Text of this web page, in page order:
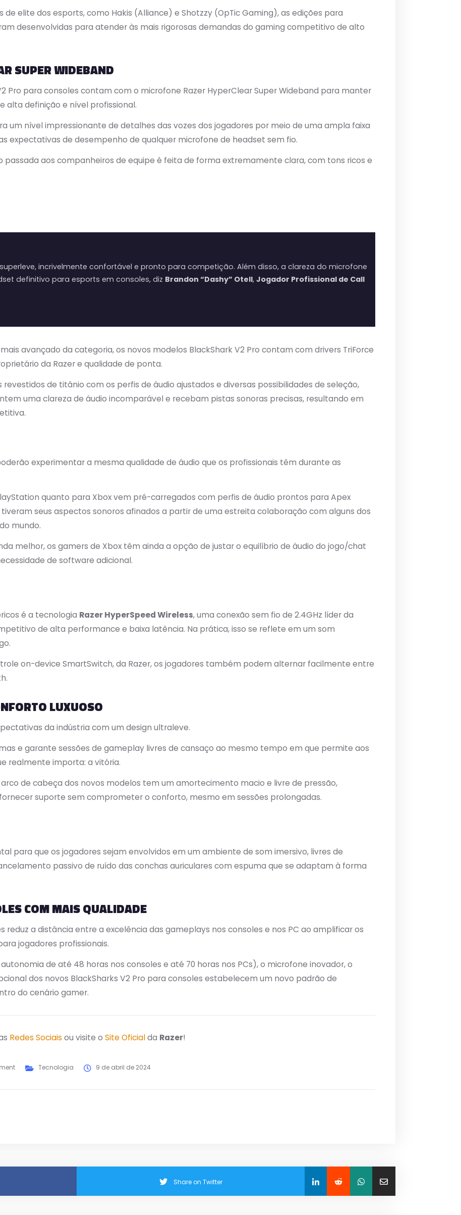
de elite dos esports, como Hakis (Alliance) e Shotzzy (OpTic Gaming), as edições para
desenvolvidas para atender às mais rigorosas demandas do gaming competitivo de alto
SUPER WIDEBAND
Pro para consoles contam com o microfone Razer HyperClear Super Wideband para manter
alta definição e nível profissional.
um nível impressionante de detalhes das vozes dos jogadores por meio de uma ampla faixa
expectativas de desempenho de qualquer microfone de headset sem fio.
passada aos companheiros de equipe é feita de forma extremamente clara, com tons ricos e
incrivelmente confortável e pronto para competição. Além disso, a clareza do microfone
definitivo para esports em consoles, diz Brandon “Dashy” Otell, Jogador Profissional de Call
avançado da categoria, os novos modelos BlackShark V2 Pro contam com drivers TriForce
da Razer e qualidade de ponta.
de titânio com os perfis de áudio ajustados e diversas possibilidades de seleção,
uma clareza de áudio incomparável e recebam pistas sonoras precisas, resultando em
experimentar a mesma qualidade de áudio que os profissionais têm durante as
quanto para Xbox vem pré-carregados com perfis de áudio prontos para Apex
tiveram seus aspectos sonoros afinados a partir de uma estreita colaboração com alguns dos
mundo.
melhor, os gamers de Xbox têm ainda a opção de justar o equilíbrio de áudio do jogo/chat
de software adicional.
é a tecnologia Razer HyperSpeed Wireless, uma conexão sem fio de 2.4GHz líder da
de alta performance e baixa latência. Na prática, isso se reflete em um som
on-device SmartSwitch, da Razer, os jogadores também podem alternar facilmente entre
LUXUOSO
da indústria com um design ultraleve.
e garante sessões de gameplay livres de cansaço ao mesmo tempo em que permite aos
realmente importa: a vitória.
de cabeça dos novos modelos tem um amortecimento macio e livre de pressão,
suporte sem comprometer o conforto, mesmo em sessões prolongadas.
para que os jogadores sejam envolvidos em um ambiente de som imersivo, livres de
passivo de ruído das conchas auriculares com espuma que se adaptam à forma
COM MAIS QUALIDADE
reduz a distância entre a excelência das gameplays nos consoles e nos PC ao amplificar os
jogadores profissionais.
de até 48 horas nos consoles e até 70 horas nos PCs), o microfone inovador, o
dos novos BlackSharks V2 Pro para consoles estabelecem um novo padrão de
do cenário gamer.
Redes Sociais ou visite o Site Oficialda Razer!
Tecnologia 9 de abril de 2024
Share on Twitter